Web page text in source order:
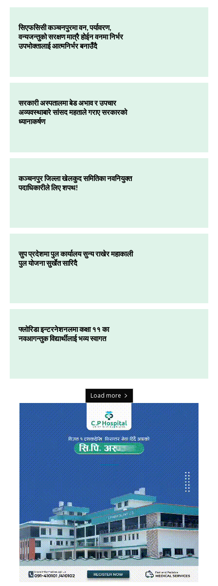
सिएफसिसी कञ्चनपुरमा वन, पर्यावरण,
वन्यजन्तुको सरक्षण मात्रै होईन वनमा निर्भर
उपभोक्तालाई आत्मनिर्भर बनाउँदै
सरकारी अस्पतालमा बेड अभाव र उपचार
अव्यवस्थाबारे सांसद महताले गराए सरकारको
ध्यानाकर्षण
कञ्चनपुर जिल्ला खेलकुद समितिका नवनियुक्त
पदाधिकारीले लिए शपथ!
सुप प्रदेशमा पुल कार्यालय सुन्य राखेर महाकाली
पुल योजना सुर्खेत सारिदै
फ्लोरिडा इन्टरनेशनलमा कक्षा ११ का
नवआगन्तुक विद्यार्थीलाई भव्य स्वागत
Load more